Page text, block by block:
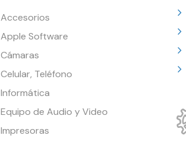
Accesorios
Apple Software
Cámaras
Celular, Teléfono
Informática
Equipo de Audio y Video
Impresoras